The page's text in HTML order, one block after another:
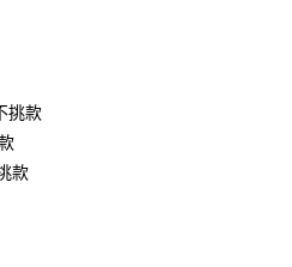
)免運費
)免運費
挑款
款